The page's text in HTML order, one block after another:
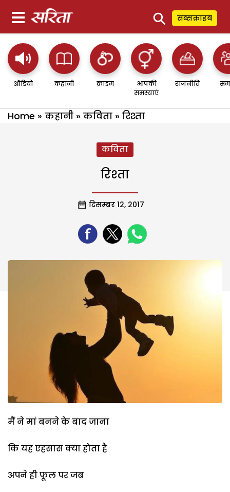
⚲ सब्सक्राइब
ऑडियो कहानी क्राइम
आपकी
समस्याएं
राजनीति
Home » कहानी » कविता » रिश्ता
कविता
रिश्ता
दिसम्बर 12, 2017
मैं ने मां बनने के बाद जाना
कि यह एहसास क्या होता है
अपने ही फूल पर जब